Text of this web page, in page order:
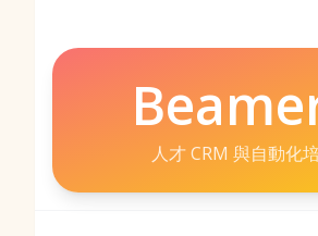
人才 CRM 與自動化